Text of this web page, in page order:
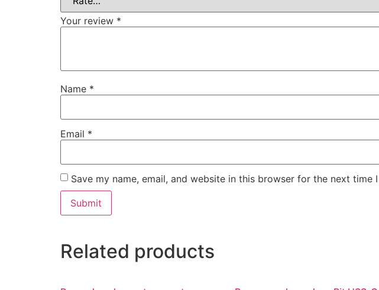
Your review *
Name *
Email *
Save my name, email, and website in this browser for the next time
Related products